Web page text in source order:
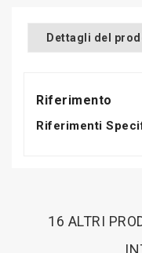
Dettagli del
Riferimento
Riferimenti
16 ALTRI